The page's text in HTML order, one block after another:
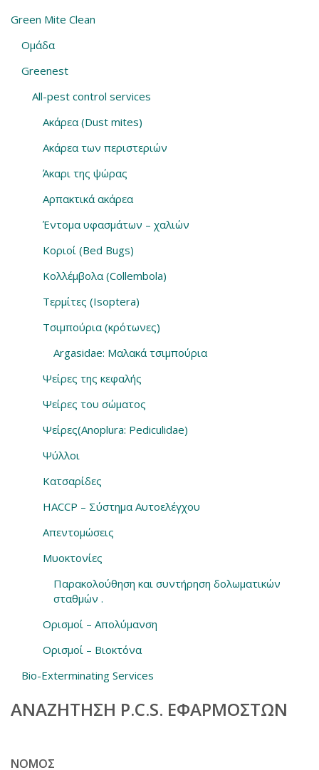
Green Mite Clean
Ομάδα
Greenest
All-pest control services
Ακάρεα (Dust mites)
Ακάρεα των περιστεριών
Άκαρι της ψώρας
Αρπακτικά ακάρεα
Έντομα υφασμάτων – χαλιών
Κοριοί (Bed Bugs)
Κολλέμβολα (Collembola)
Τερμίτες (Isoptera)
Τσιμπούρια (κρότωνες)
Argasidae: Μαλακά τσιμπούρια
Ψείρες της κεφαλής
Ψείρες του σώματος
Ψείρες(Anoplura: Pediculidae)
Ψύλλοι
Κατσαρίδες
HACCP – Σύστημα Αυτοελέγχου
Απεντομώσεις
Μυοκτονίες
Παρακολούθηση και συντήρηση δολωματικών
σταθμών .
Ορισμοί – Απολύμανση
Ορισμοί – Βιοκτόνα
Bio-Exterminating Services
ΑΝΑΖΉΤΗΣΗ P.C.S. ΕΦΑΡΜΟΣΤΏΝ
ΝΟΜΌΣ